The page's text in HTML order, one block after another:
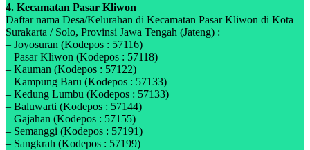
4. Kecamatan Pasar Kliwon
Daftar nama Desa/Kelurahan di Kecamatan Pasar Kliwon di Kota
Surakarta / Solo, Provinsi Jawa Tengah (Jateng) :
– Joyosuran (Kodepos : 57116)
– Pasar Kliwon (Kodepos : 57118)
– Kauman (Kodepos : 57122)
– Kampung Baru (Kodepos : 57133)
– Kedung Lumbu (Kodepos : 57133)
– Baluwarti (Kodepos : 57144)
– Gajahan (Kodepos : 57155)
– Semanggi (Kodepos : 57191)
– Sangkrah (Kodepos : 57199)